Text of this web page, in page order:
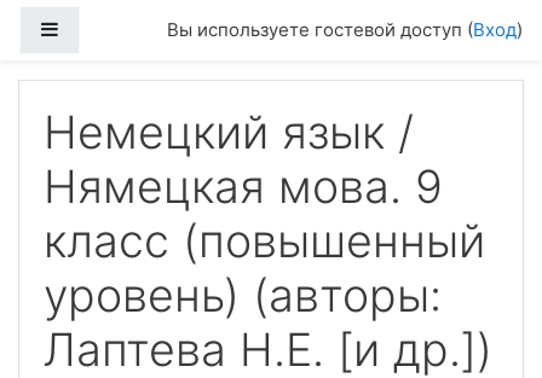
Боковая панельВы используете гостевой доступ (Вход)
Немецкий язык /
Нямецкая мова. 9
класс (повышенный
уровень) (авторы:
Лаптева Н.Е. [и др.])